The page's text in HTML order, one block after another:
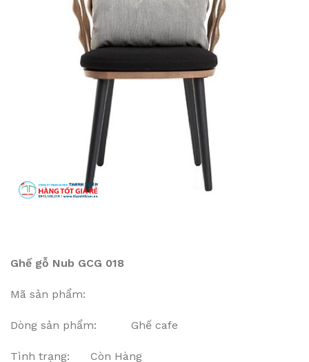
Ghế gỗ Nub GCG 018
Mã sản phẩm:
Dòng sản phẩm: Ghế cafe
Tình trạng: Còn Hàng